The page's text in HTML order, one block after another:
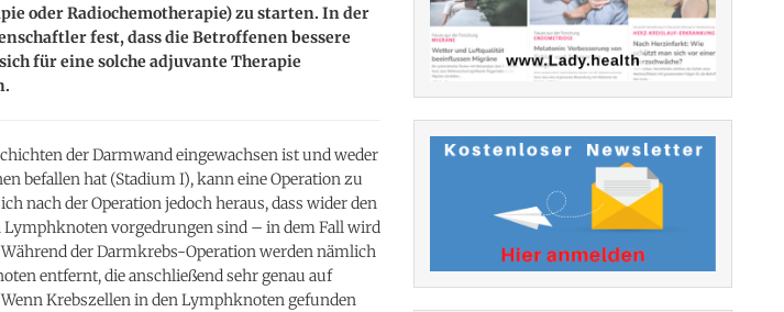
oder Radiochemotherapie) zu starten. In der
fest, dass die Betroffenen bessere
für eine solche adjuvante Therapie
der Darmwand eingewachsen ist und weder
befallen hat (Stadium I), kann eine Operation zu
nach der Operation jedoch heraus, dass wider den
vorgedrungen sind – in dem Fall wird
der Darmkrebs-Operation werden nämlich
entfernt, die anschließend sehr genau auf
Krebszellen in den Lymphknoten gefunden